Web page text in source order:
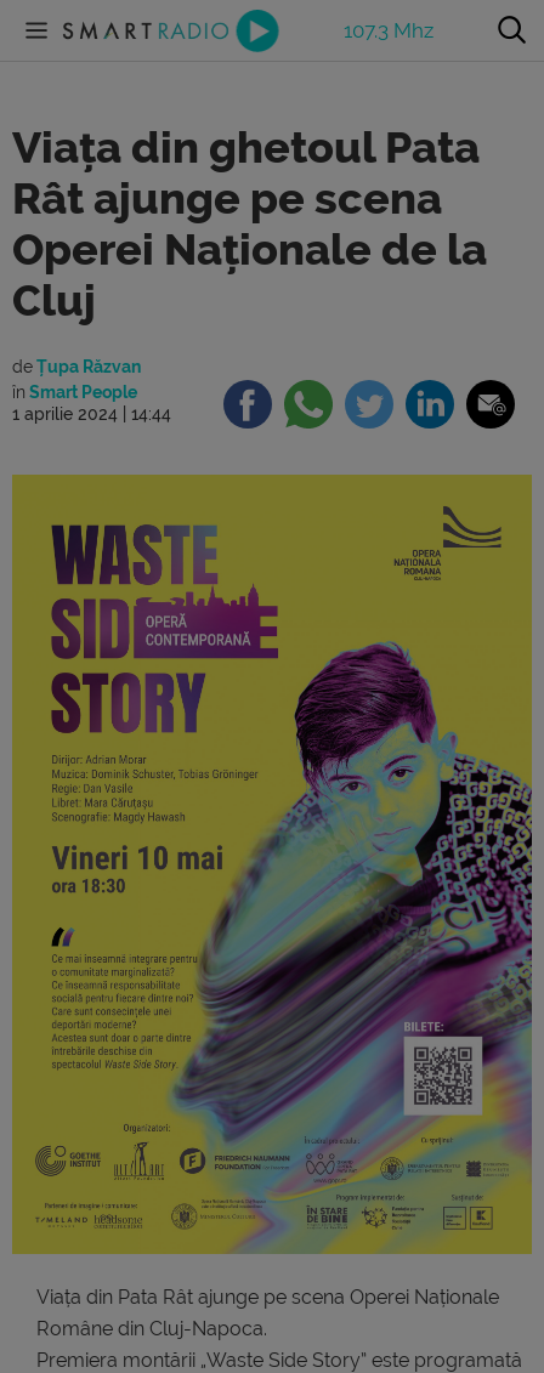
107.3 Mhz
Viața din ghetoul Pata
Rât ajunge pe scena
Operei Naționale de la
Cluj
deȚupa Răzvan
în Smart People
1 aprilie 2024 | 14:44
Viața din Pata Rât ajunge pe scena Operei Naționale
Române din Cluj-Napoca.
Premiera montării „Waste Side Story” este programată